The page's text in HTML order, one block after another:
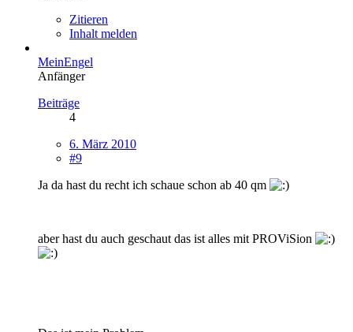
Zitieren
Inhalt melden
MeinEngel
Anfänger
Beiträge
4
6. März 2010
#9
Ja da hast du recht ich schaue schon ab 40 qm
aber hast du auch geschaut das ist alles mit PROViSion